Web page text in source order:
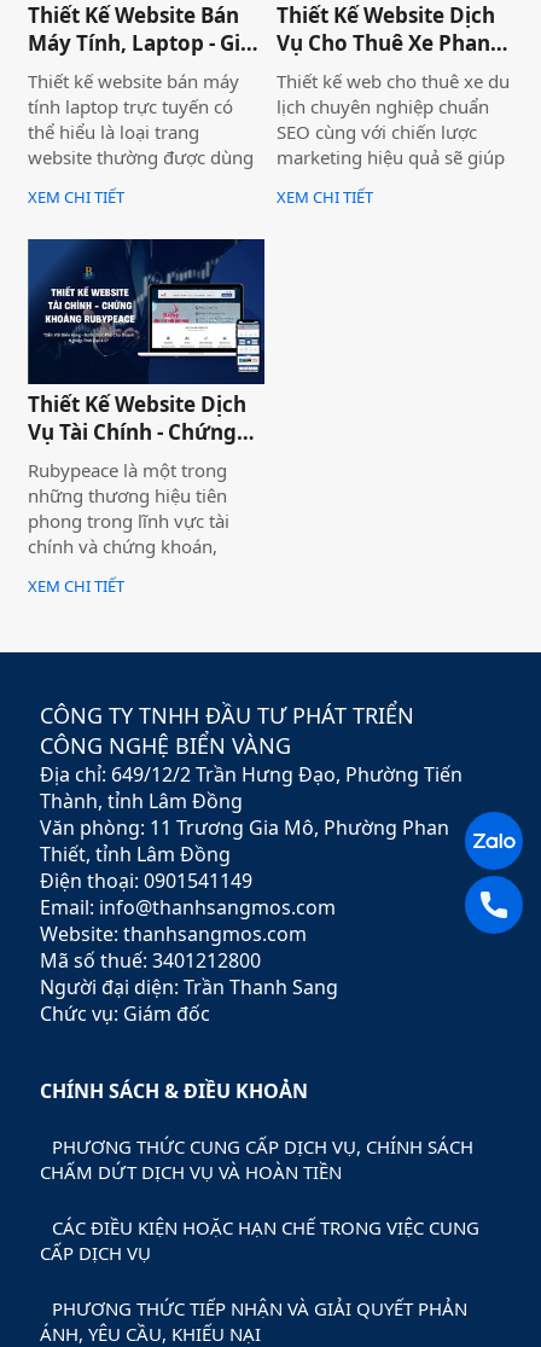
chuyên nghiệp và hiệu quả.
Thiết Kế Website Bán
Máy Tính, Laptop - Gia
Hà Store
Thiết kế website bán máy
tính laptop trực tuyến có
thể hiểu là loại trang
website thường được dùng
để trưng bày và bán các sản
phẩm laptop đa dạng về
sắc. Một trang web bán
laptop trực tuyến có thể
cung cấp hình ảnh của một
thương hiệu hoặc nhiều
thương hiệu và nó giúp cho
khách hàng có cái nhìn chân
thực khách quan hơn, tiếp
cận nhiều thông tin hơn về
sản phẩm mà họ đang lựa
chọn
XEM CHI TIẾT
Thiết Kế Website Dịch
Vụ Cho Thuê Xe Phan
Thiết
Thiết kế web cho thuê xe du
lịch chuyên nghiệp chuẩn
SEO cùng với chiến lược
marketing hiệu quả sẽ giúp
doanh nghiệp của bạn gia
tăng doanh số bán hàng
XEM CHI TIẾT
Thiết Kế Website Dịch
Vụ Tài Chính - Chứng
Khoán Rubypeace
Rubypeace là một trong
những thương hiệu tiên
phong trong lĩnh vực tài
chính và chứng khoán,
mang đến cho khách hàng
giải pháp đầu tư hiệu quả,
sứ mệnh hỗ trợ nhà đầu tư
chính vững chắc,
Rubypeace không chỉ cung
cấp các sản phẩm đa dạng
mà còn mang đến các dịch
vụ tư vấn chuyên nghiệp,
giúp khách hàng tối ưu hóa
lợi nhuận và giảm thiểu rủi
ro.
XEM CHI TIẾT
CÔNG TY TNHH ĐẦU TƯ PHÁT TRIỂN
CÔNG NGHỆ BIỂN VÀNG
Địa chỉ: 649/12/2 Trần Hưng Đạo, Phường Tiến
Thành, tỉnh Lâm Đồng
Văn phòng: 11 Trương Gia Mô, Phường Phan
Thiết, tỉnh Lâm Đồng
Điện thoại: 0901541149
Email: info@thanhsangmos.com
Website: thanhsangmos.com
Mã số thuế: 3401212800
Người đại diện: Trần Thanh Sang
Chức vụ: Giám đốc
CHÍNH SÁCH & ĐIỀU KHOẢN
PHƯƠNG THỨC CUNG CẤP DỊCH VỤ, CHÍNH SÁCH
CHẤM DỨT DỊCH VỤ VÀ HOÀN TIỀN
CÁC ĐIỀU KIỆN HOẶC HẠN CHẾ TRONG VIỆC CUNG
CẤP DỊCH VỤ
PHƯƠNG THỨC TIẾP NHẬN VÀ GIẢI QUYẾT PHẢN
ÁNH, YÊU CẦU, KHIẾU NẠI